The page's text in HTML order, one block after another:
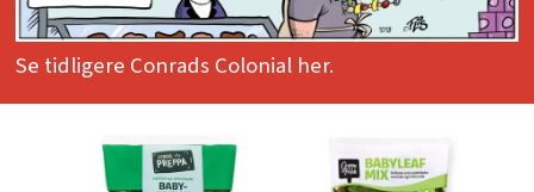
Se tidligere Conrads Colonial her.